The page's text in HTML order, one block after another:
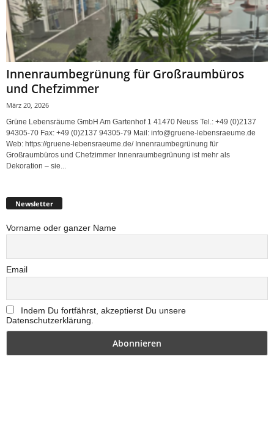
Innenraumbegrünung für Großraumbüros
und Chefzimmer
März 20, 2026
Grüne Lebensräume GmbH Am Gartenhof 1 41470 Neuss Tel.: +49 (0)2137
94305-70 Fax: +49 (0)2137 94305-79 Mail: info@gruene-lebensraeume.de
Web: https://gruene-lebensraeume.de/ Innenraumbegrünung für
Großraumbüros und Chefzimmer Innenraumbegrünung ist mehr als
Dekoration – sie...
Newsletter
Vorname oder ganzer Name
Email
Indem Du fortfährst, akzeptierst Du unsere
Datenschutzerklärung.